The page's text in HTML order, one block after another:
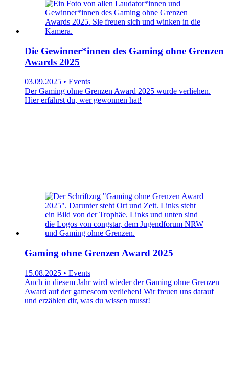
Die Gewinner*innen des Gaming ohne Grenzen
Awards 2025
03.09.2025 • Events
Der Gaming ohne Grenzen Award 2025 wurde verliehen.
Hier erfährst du, wer gewonnen hat!
Gaming ohne Grenzen Award 2025
15.08.2025 • Events
Auch in diesem Jahr wird wieder der Gaming ohne Grenzen
Award auf der gamescom verliehen! Wir freuen uns darauf
und erzählen dir, was du wissen musst!